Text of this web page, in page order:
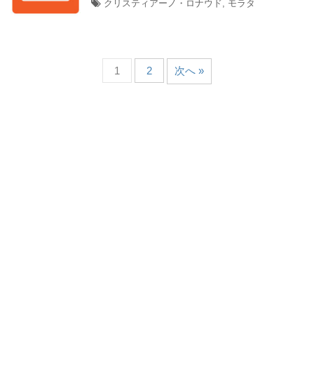
クリスティアーノ・ロナウド, モラタ
1 2 次へ »